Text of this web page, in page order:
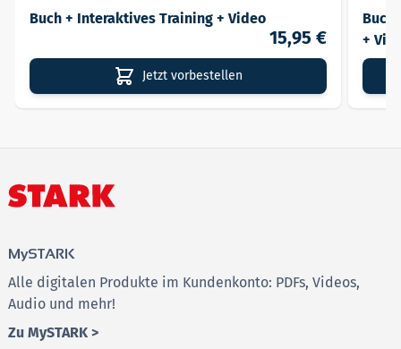
Buch + Interaktives Training + Video
15,95 €
Jetzt vorbestellen
Buch
+
MySTARK
Alle digitalen Produkte im Kundenkonto: PDFs, Videos,
Audio und mehr!
Zu MySTARK >